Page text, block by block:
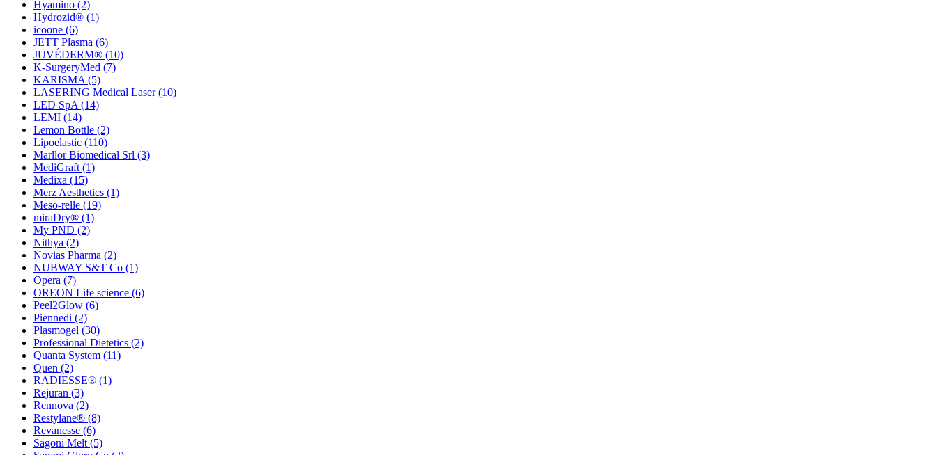
Hyamino (2)
Hydrozid® (1)
icoone (6)
JETT Plasma (6)
JUVÉDERM® (10)
K-SurgeryMed (7)
KARISMA (5)
LASERING Medical Laser(10)
LED SpA (14)
LEMI (14)
Lemon Bottle (2)
Lipoelastic (110)
Marllor Biomedical Srl (3)
MediGraft (1)
Medixa (15)
Merz Aesthetics (1)
Meso-relle (19)
miraDry® (1)
My PND (2)
Nithya (2)
Novias Pharma (2)
NUBWAY S&T Co (1)
Opera (7)
OREON Life science (6)
Peel2Glow (6)
Piennedi (2)
Plasmogel (30)
Professional Dietetics (2)
Quanta System (11)
Quen (2)
RADIESSE® (1)
Rejuran (3)
Rennova (2)
Restylane® (8)
Revanesse (6)
Sagoni Melt (5)